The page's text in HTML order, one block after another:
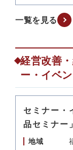
一覧を見る
経営改善
ー・イベン
セミナー・
品セミナー
地域